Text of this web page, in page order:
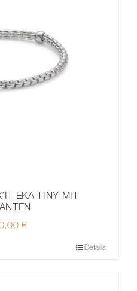
EKA TINY MIT
€
Details